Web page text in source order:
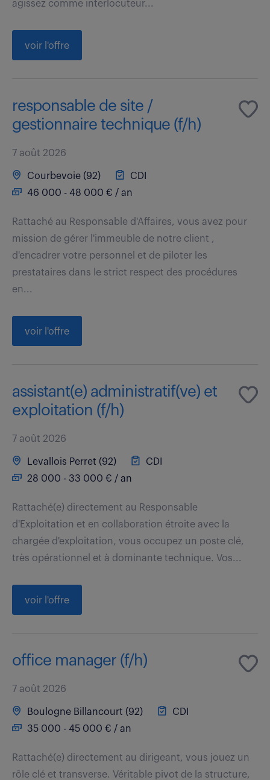
agissez comme interlocuteur...
voir l'offre
responsable de site /
gestionnaire technique (f/h)
7 août 2026
Courbevoie (92)
CDI
46 000 - 48 000 € / an
Rattaché au Responsable d'Affaires, vous avez pour
mission de gérer l'immeuble de notre client ,
d'encadrer votre personnel et de piloter les
prestataires dans le strict respect des procédures
en...
voir l'offre
assistant(e) administratif(ve) et
exploitation (f/h)
7 août 2026
Levallois Perret (92)
CDI
28 000 - 33 000 € / an
Rattaché(e) directement au Responsable
d'Exploitation et en collaboration étroite avec la
chargée d'exploitation, vous occupez un poste clé,
très opérationnel et à dominante technique. Vos...
voir l'offre
office manager (f/h)
7 août 2026
Boulogne Billancourt (92)
CDI
35 000 - 45 000 € / an
Rattaché(e) directement au dirigeant, vous jouez un
rôle clé et transverse. Véritable pivot de la structure,